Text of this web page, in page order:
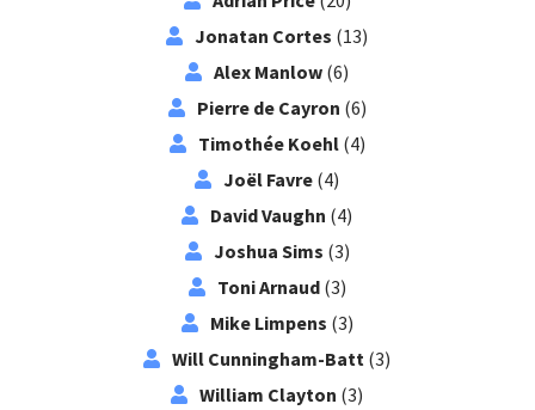
Jonatan Cortes (13)
Alex Manlow (6)
Pierre de Cayron (6)
Timothée Koehl(4)
Joël Favre (4)
David Vaughn (4)
Joshua Sims (3)
Toni Arnaud(3)
Mike Limpens (3)
Will Cunningham-Batt (3)
William Clayton (3)